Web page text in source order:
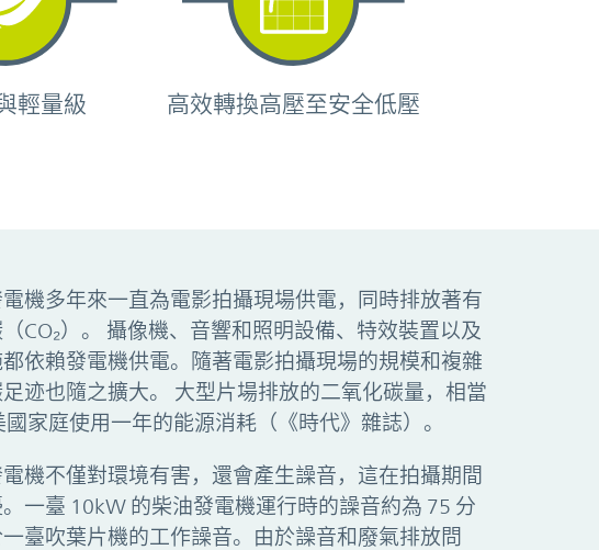
輕量級 高效轉換高壓至安全低壓
機多年來一直為電影拍攝現場供電，同時排放著有
CO₂）。 攝像機、音響和照明設備、特效裝置以及
依賴發電機供電。隨著電影拍攝現場的規模和複雜
迹也隨之擴大。 大型片場排放的二氧化碳量，相當
家庭使用一年的能源消耗（《時代》雜誌）。
機不僅對環境有害，還會產生譟音，這在拍攝期間
一臺 10kW 的柴油發電機運行時的譟音約為 75 分
臺吹葉片機的工作譟音。由於譟音和廢氣排放問